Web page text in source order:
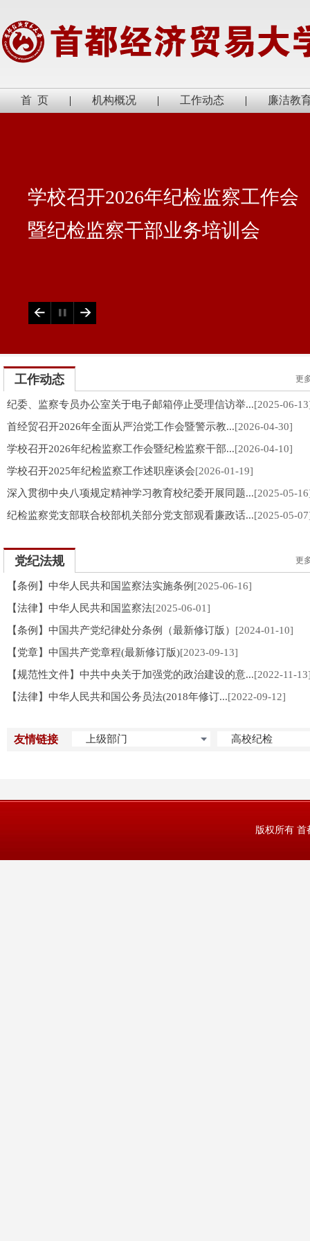
首 页 | 机构概况 | 工作动态 | 廉洁教
学校召开2026年纪检监察工作会
暨纪检监察干部业务培训会
工作动态 更
[2025-06-
纪委、监察专员办公室关于电子邮箱停止受理信访举...
[2026-04-30]
首经贸召开2026年全面从严治党工作会暨警示教...
[2026-04-10]
学校召开2026年纪检监察工作会暨纪检监察干部...
[2026-01-19]
学校召开2025年纪检监察工作述职座谈会
[2025-05-
深入贯彻中央八项规定精神学习教育校纪委开展同题...
[2025-05-
纪检监察党支部联合校部机关部分党支部观看廉政话...
党纪法规 更
[2025-06-16]
【条例】中华人民共和国监察法实施条例
[2025-06-01]
【法律】中华人民共和国监察法
[2024-01-10]
【条例】中国共产党纪律处分条例（最新修订版）
[2023-09-13]
【党章】中国共产党章程(最新修订版)
[2022-11-
【规范性文件】中共中央关于加强党的政治建设的意...
[2022-09-12]
【法律】中华人民共和国公务员法(2018年修订...
友情链接 上级部门 高校纪检
版权所有 首